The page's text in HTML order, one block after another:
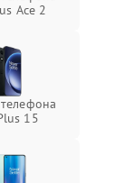
Ace 2
15